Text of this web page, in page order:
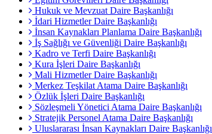
Hukuk ve Mevzuat Daire Başkanlığı
İdari Hizmetler Daire Başkanlığı
İnsan Kaynakları Planlama Daire Başkanlığı
İş Sağlığı ve Güvenliği Daire Başkanlığı
Kadro ve Terfi Daire Başkanlığı
Kura İşleri Daire Başkanlığı
Mali Hizmetler Daire Başkanlığı
Merkez Teşkilat Atama Daire Başkanlığı
Özlük İşleri Daire Başkanlığı
Sözleşmeli Yönetici Atama Daire Başkanlığı
Stratejik Personel Atama Daire Başkanlığı
Uluslararası İnsan Kaynakları Daire Başkanlığı